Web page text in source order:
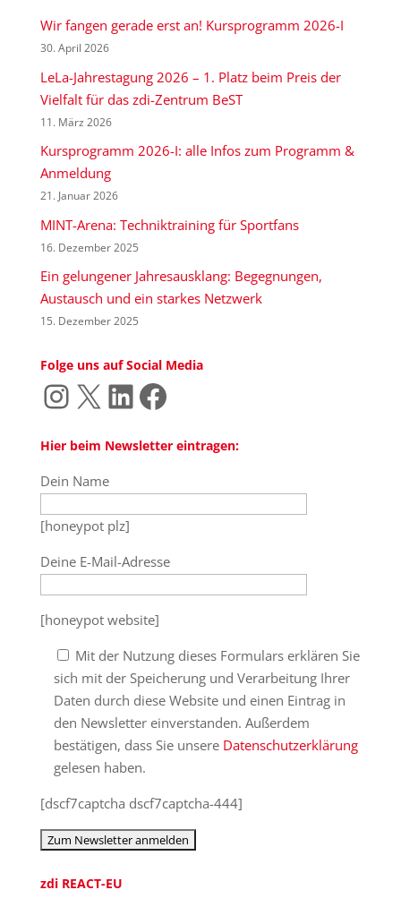
Wir fangen gerade erst an! Kursprogramm 2026-I
30. April 2026
LeLa-Jahrestagung 2026 – 1. Platz beim Preis der
Vielfalt für das zdi-Zentrum BeST
11. März 2026
Kursprogramm 2026-I: alle Infos zum Programm &
Anmeldung
21. Januar 2026
MINT-Arena: Techniktraining für Sportfans
16. Dezember 2025
Ein gelungener Jahresausklang: Begegnungen,
Austausch und ein starkes Netzwerk
15. Dezember 2025
Folge uns auf Social Media
Instagram
X LinkedIn
Facebook
Hier beim Newsletter eintragen:
Dein Name
[honeypot plz]
Deine E-Mail-Adresse
[honeypot website]
Mit der Nutzung dieses Formulars erklären Sie
sich mit der Speicherung und Verarbeitung Ihrer
Daten durch diese Website und einen Eintrag in
den Newsletter einverstanden. Außerdem
bestätigen, dass Sie unsere Datenschutzerklärung
gelesen haben.
[dscf7captcha dscf7captcha-444]
zdi REACT-EU